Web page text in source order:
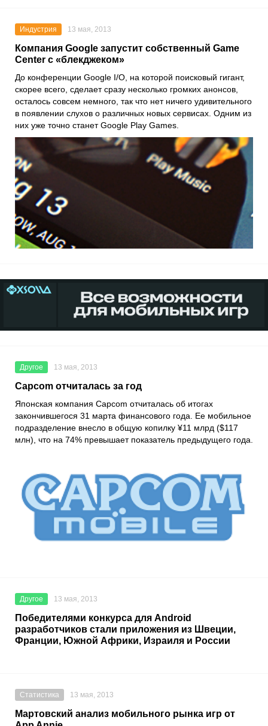
Индустрия 13 мая, 2013
Компания Google запустит собственный Game
Center с «блекджеком»
До конференции Google I/O, на которой поисковый гигант,
скорее всего, сделает сразу несколько громких анонсов,
осталось совсем немного, так что нет ничего удивительного
в появлении слухов о различных новых сервисах. Одним из
них уже точно станет Google Play Games.
Другое 13 мая, 2013
Capcom отчиталась за год
Японская компания Capcom отчиталась об итогах
закончившегося 31 марта финансового года. Ее мобильное
подразделение внесло в общую копилку ¥11 млрд ($117
млн), что на 74% превышает показатель предыдущего года.
Другое 13 мая, 2013
Победителями конкурса для Android
разработчиков стали приложения из Швеции,
Франции, Южной Африки, Израиля и России
Статистика 13 мая, 2013
Мартовский анализ мобильного рынка игр от